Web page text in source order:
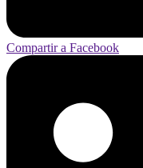
Compartir a Facebook